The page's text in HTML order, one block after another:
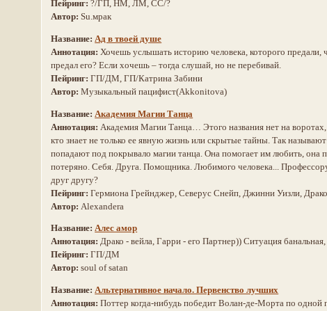
Пейринг:?/ГП, НМ, ЛМ, СС/?
Автор:Su.мрак
Название:Ад в твоей душе
Аннотация:Хочешь услышать историю человека, которого предали,
предал его? Если хочешь – тогда слушай, но не перебивай.
Пейринг:ГП/ДМ, ГП/Катрина Забини
Автор:Музыкальный пацифист(Akkonitova)
Название: Академия Магии Танца
Аннотация: Академия Магии Танца… Этого названия нет на
кто знает не только ее явную жизнь или скрытые тайны. Так
попадают под покрывало магии танца. Она помогает им любить,
потеряно. Себя. Друга. Помощника. Любимого человека...
друг другу?
Пейринг:Гермиона Грейнджер, Северус Снейп, Джинни Уизли,
Автор: Alexandera
Название:Алес амор
Аннотация:Драко - вейла, Гарри - его Партнер)) Ситуация
Пейринг:ГП/ДМ
Автор:soul of satan
Название:Альтернативное начало. Первенство лучших
Аннотация:Поттер когда-нибудь победит Волан-де-Морта по одной